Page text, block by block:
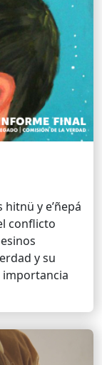
y e’ñepá
conflicto
y su
importancia